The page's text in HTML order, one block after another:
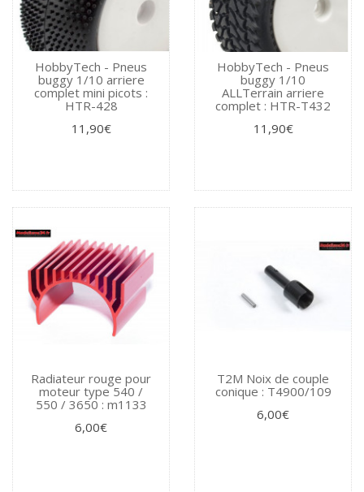
HobbyTech - Pneus
buggy 1/10 arriere
complet mini picots :
HTR-428
11,90€
HobbyTech - Pneus
buggy 1/10
ALLTerrain arriere
complet : HTR-T432
11,90€
Radiateur rouge pour
moteur type 540 /
550 / 3650 : m1133
6,00€
T2M Noix de couple
conique : T4900/109
6,00€